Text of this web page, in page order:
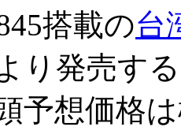
搭載の台
り発売す
予想価格